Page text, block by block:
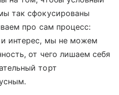
так сфокусированы
про сам процесс:
интерес, мы не можем
от чего лишаем себя
торт